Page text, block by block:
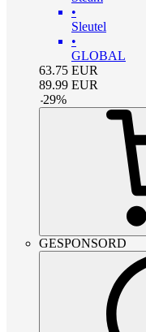
•
Sleutel
•
GLOBAL
63.75 EUR
89.99 EUR
-29%
GESPONSORD